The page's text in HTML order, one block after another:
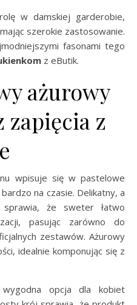
w damskiej garderobie,
szerokie zastosowanie.
fasonami tego
z eButik.
ażurowy
zapięcia z
wpisuje się w pastelowe
na czasie. Delikatny, a
że sweter łatwo
pasując zarówno do
zestawów. Ażurowy
idealnie komponując się z
opcja dla kobiet